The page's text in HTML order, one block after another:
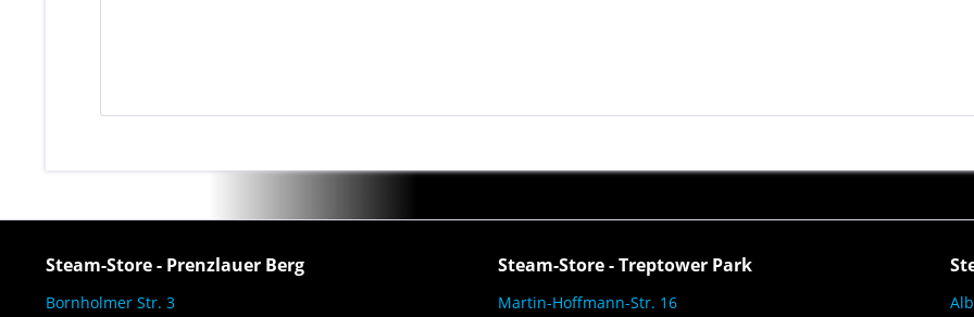
Steam-Store - Prenzlauer Berg
Bornholmer Str. 3
Steam-Store - Treptower Park
Martin-Hoffmann-Str. 16